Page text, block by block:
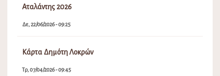
Αταλάντης 2026
Δε, 22/06/2026 - 09:25
Κάρτα Δημότη Λοκρών
Τρ, 07/04/2026 - 09:45